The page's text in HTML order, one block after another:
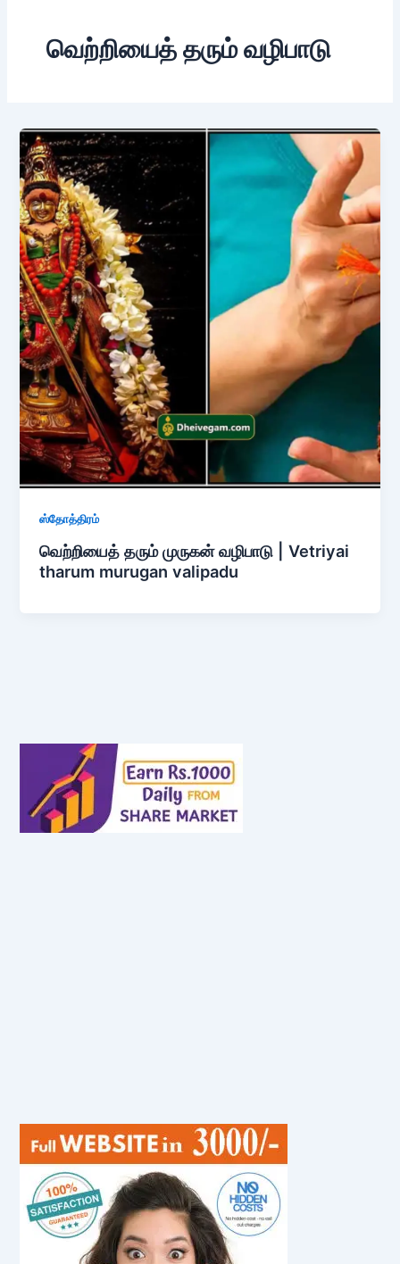
வெற்றியைத் தரும் வழிபாடு
ஸ்தோத்திரம்
வெற்றியைத் தரும் முருகன் வழிபாடு | Vetriyai
tharum murugan valipadu